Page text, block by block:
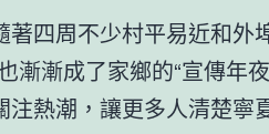
著四周不少村平易近和外
漸漸成了家鄉的“宣傳年夜
注熱潮，讓更多人清楚寧